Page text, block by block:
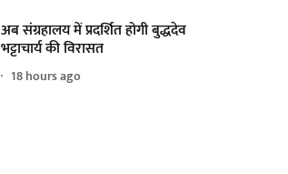
अब संग्रहालय में प्रदर्शित होगी बुद्धदेव
भट्टाचार्य की विरासत
18 hours ago